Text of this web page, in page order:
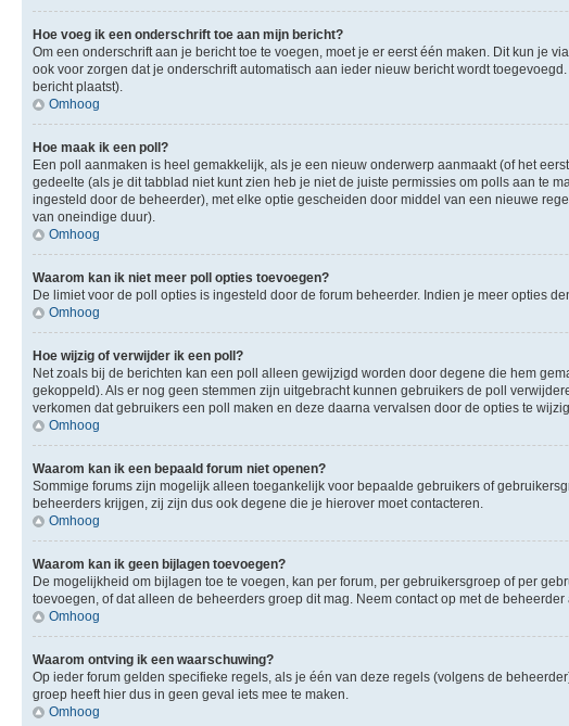
Hoe voeg ik een onderschrift toe aan mijn bericht?
Om een onderschrift aan je bericht toe te voegen, moet je er eerst één maken. Dit kun je
ook voor zorgen dat je onderschrift automatisch aan ieder nieuw bericht wordt
bericht plaatst).
Omhoog
Hoe maak ik een poll?
Een poll aanmaken is heel gemakkelijk, als je een nieuw onderwerp aanmaakt (of het
gedeelte (als je dit tabblad niet kunt zien heb je niet de juiste permissies om polls aan te
ingesteld door de beheerder), met elke optie gescheiden door middel van een nieuwe
van oneindige duur).
Omhoog
Waarom kan ik niet meer poll opties toevoegen?
De limiet voor de poll opties is ingesteld door de forum beheerder. Indien je meer opties
Omhoog
Hoe wijzig of verwijder ik een poll?
Net zoals bij de berichten kan een poll alleen gewijzigd worden door degene die hem
gekoppeld). Als er nog geen stemmen zijn uitgebracht kunnen gebruikers de poll
verkomen dat gebruikers een poll maken en deze daarna vervalsen door de opties te
Omhoog
Waarom kan ik een bepaald forum niet openen?
Sommige forums zijn mogelijk alleen toegankelijk voor bepaalde gebruikers of
beheerders krijgen, zij zijn dus ook degene die je hierover moet contacteren.
Omhoog
Waarom kan ik geen bijlagen toevoegen?
De mogelijkheid om bijlagen toe te voegen, kan per forum, per gebruikersgroep of per
toevoegen, of dat alleen de beheerders groep dit mag. Neem contact op met de
Omhoog
Waarom ontving ik een waarschuwing?
Op ieder forum gelden specifieke regels, als je één van deze regels (volgens de
groep heeft hier dus in geen geval iets mee te maken.
Omhoog